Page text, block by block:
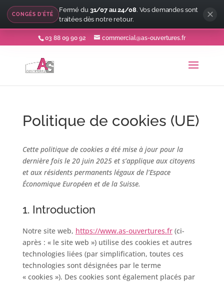
03 88 09 90 92 commercial@as-ouvertures.fr
Politique de cookies (UE)
Cette politique de cookies a été mise à jour pour la
dernière fois le 20 juin 2025 et s’applique aux citoyens
et aux résidents permanents légaux de l’Espace
Économique Européen et de la Suisse.
1. Introduction
Notre site web, https://www.as-ouvertures.fr(ci-
après : « le site web ») utilise des cookies et autres
technologies liées (par simplification, toutes ces
technologies sont désignées par le terme
« cookies »). Des cookies sont également placés par
CONGÉS D'ÉTÉ
Fermé du 31/07 au 24/08. Vos demandes sont
traitées dès notre retour.